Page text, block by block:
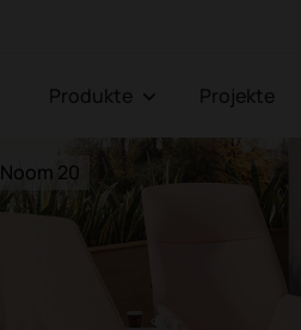
Produkte Projekte
Noom 20